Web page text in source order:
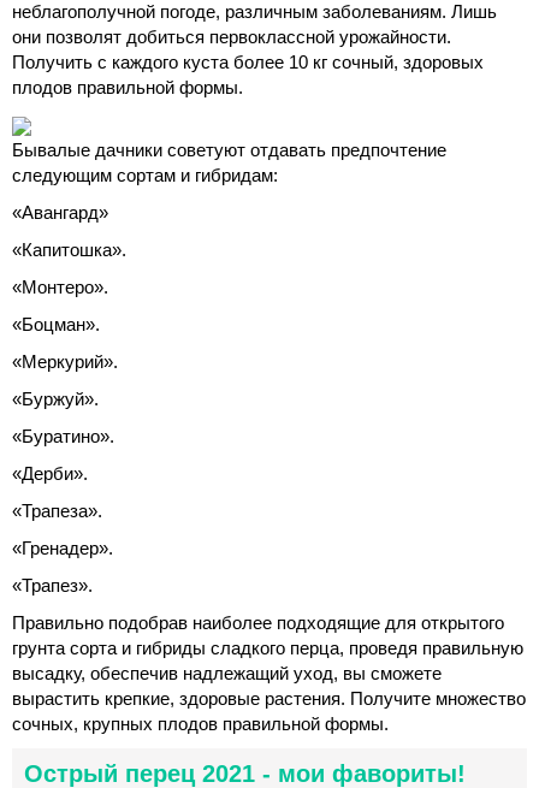
неблагополучной погоде, различным заболеваниям. Лишь
они позволят добиться первоклассной урожайности.
Получить с каждого куста более 10 кг сочный, здоровых
плодов правильной формы.
Бывалые дачники советуют отдавать предпочтение
следующим сортам и гибридам:
«Авангард»
«Капитошка».
«Монтеро».
«Боцман».
«Меркурий».
«Буржуй».
«Буратино».
«Дерби».
«Трапеза».
«Гренадер».
«Трапез».
Правильно подобрав наиболее подходящие для открытого
грунта сорта и гибриды сладкого перца, проведя правильную
высадку, обеспечив надлежащий уход, вы сможете
вырастить крепкие, здоровые растения. Получите множество
сочных, крупных плодов правильной формы.
Острый перец 2021 - мои фавориты!